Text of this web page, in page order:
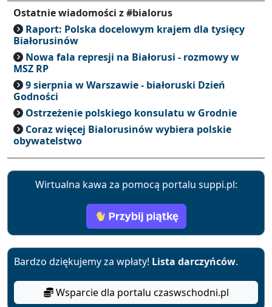
Ostatnie wiadomości z #bialorus
Raport: Polska docelowym krajem dla tysięcy
Białorusinów
Nowa fala represji na Białorusi - rozmowy w
MSZ RP
9 sierpnia w Warszawie - białoruski Dzień
Godności
Ostrzeżenie polskiego konsulatu w Grodnie
Coraz więcej Bialorusinów wybiera polskie
obywatelstwo
Wirtualna kawa za pomocą portalu suppi.pl:
Bardzo dziękujemy za wpłaty! Lista darczyńców.
Wsparcie dla portalu czaswschodni.pl